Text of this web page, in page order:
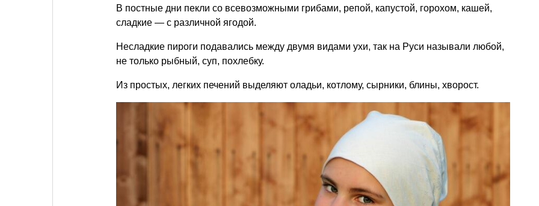
В постные дни пекли со всевозможными грибами, репой, капустой, горохом, кашей,
сладкие — с различной ягодой.
Несладкие пироги подавались между двумя видами ухи, так на Руси называли любой,
не только рыбный, суп, похлебку.
Из простых, легких печений выделяют оладьи, котлому, сырники, блины, хворост.